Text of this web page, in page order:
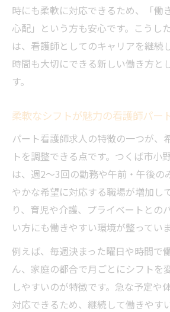
時にも柔軟に対応できるため、「働
心配」という方も安心です。こうし
は、看護師としてのキャリアを継続
時間も大切にできる新しい働き方と
す。
柔軟なシフトが魅力の看護師パー
パート看護師求人の特徴の一つが、
トを調整できる点です。つくば市小
は、週2～3回の勤務や午前・午後の
やかな希望に対応する職場が増加し
り、育児や介護、プライベートとの
い方にも働きやすい環境が整っていま
例えば、毎週決まった曜日や時間で
ん、家庭の都合で月ごとにシフトを
しやすいのが特徴です。急な予定や
対応できるため、継続して働きやす